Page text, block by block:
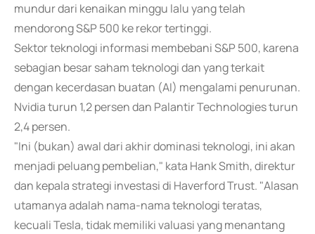
mundur dari kenaikan minggu lalu yang telah
mendorong S&P 500 ke rekor tertinggi.
Sektor teknologi informasi membebani S&P 500, karena
sebagian besar saham teknologi dan yang terkait
dengan kecerdasan buatan (AI) mengalami penurunan.
Nvidia turun 1,2 persen dan Palantir Technologies turun
2,4 persen.
"Ini (bukan) awal dari akhir dominasi teknologi, ini akan
menjadi peluang pembelian," kata Hank Smith, direktur
dan kepala strategi investasi di Haverford Trust. "Alasan
utamanya adalah nama-nama teknologi teratas,
kecuali Tesla, tidak memiliki valuasi yang menantang